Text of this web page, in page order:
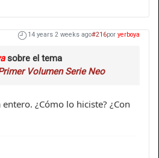
14 years 2 weeks ago#216por yerboya
sobre el tema
Volumen Serie Neo
¿Cómo lo hiciste? ¿Con